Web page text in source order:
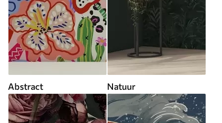
Abstract Natuur